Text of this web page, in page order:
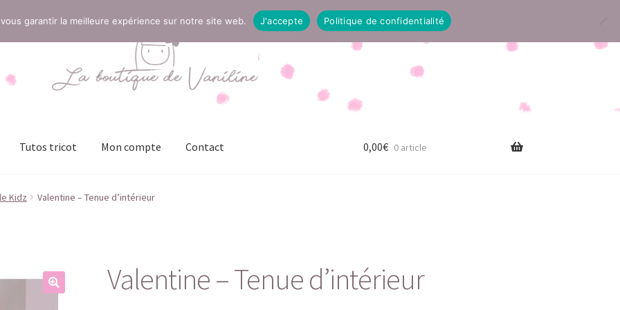
Tutos tricot Mon compte Contact
Mentions légales Mon compte
0,00€ 0 article
Kidz Valentine – Tenue d’intérieur
Valentine – Tenue d’intérieur
garantir la meilleure expérience sur notre site web. J'accepte Politique de confidentialité